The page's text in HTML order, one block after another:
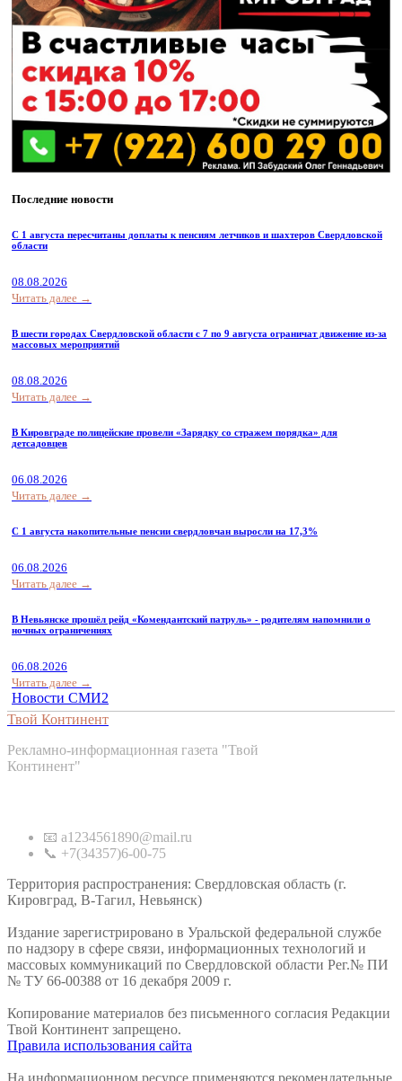
Последние новости
С 1 августа пересчитаны доплаты к пенсиям летчиков и шахтеров Свердловской
области
08.08.2026
Читать далее →
В шести городах Свердловской области с 7 по 9 августа ограничат движение из-за
массовых мероприятий
08.08.2026
Читать далее →
В Кировграде полицейские провели «Зарядку со стражем порядка» для
детсадовцев
06.08.2026
Читать далее →
С 1 августа накопительные пенсии свердловчан выросли на 17,3%
06.08.2026
Читать далее →
В Невьянске прошёл рейд «Комендантский патруль» - родителям напомнили о
ночных ограничениях
06.08.2026
Читать далее →
Новости СМИ2
Твой Континент
Рекламно-информационная газета "Твой
Континент"
📧 a1234561890@mail.ru
📞 +7(34357)6-00-75
Территория распространения: Свердловская область (г.
Кировград, В-Тагил, Невьянск)
Издание зарегистрировано в Уральской федеральной службе
по надзору в сфере связи, информационных технологий и
массовых коммуникаций по Свердловской области Рег.№ ПИ
№ ТУ 66-00388 от 16 декабря 2009 г.
Копирование материалов без письменного согласия Редакции
Твой Континент запрещено.
Правила использования сайта
На информационном ресурсе применяются рекомендательные